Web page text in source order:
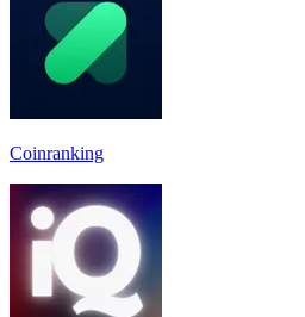
Coinranking